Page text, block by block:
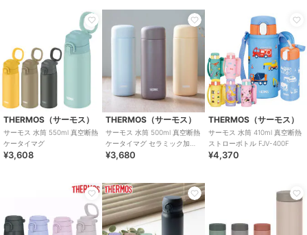
THERMOS（サーモス）
サーモス 水筒 550ml 真空断熱
ケータイマグ
¥3,608
THERMOS（サーモス）
サーモス 水筒 500ml 真空断熱
ケータイマグ セラミック加工
JPB-500
¥3,680
THERMOS（サーモス）
サーモス 水筒 410ml 真空断熱
ストローボトル FJV-400F
¥4,370